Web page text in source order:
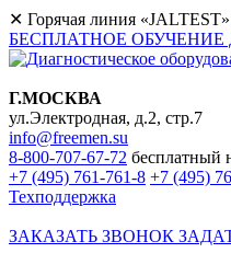
✕ Горячая линия
БЕСПЛАТНОЕ ОБУЧЕНИЕ
Г.МОСКВА
ул.Электродная, д.2, стр.7
info@freemen.su
8-800-707-67-72 бесплатный
+7 (495) 761-761-8 +7 (495)
Техподдержка
ЗАКАЗАТЬ ЗВОНОК